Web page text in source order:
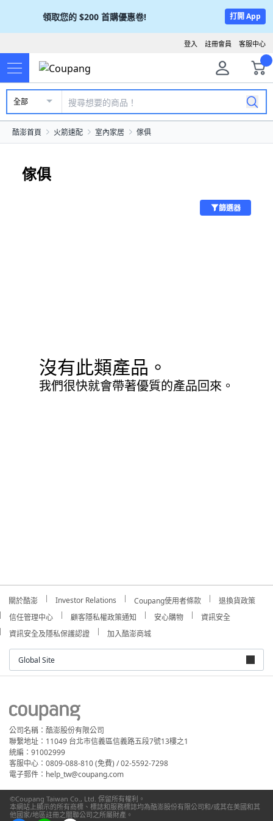
領取您的 $200 首購優惠卷! 打開 App
客服中心
註冊會員
登入
全部
酷澎首頁 火箭速配 室內家居 傢俱
傢俱
篩選器
沒有此類產品。
我們很快就會帶著優質的產品回來。
關於酷澎 Investor Relations Coupang使用者條款
退換貨政策
信任管理中心
顧客隱私權政策通知 安心購物
資訊安全
資訊安全及隱私保護認證
加入酷澎商城
Global Site
公司名稱：酷澎股份有限公司
聯繫地址：11049 台北市信義區信義路五段7號13樓之1
統編：91002999
客服中心：0809-088-810 (免費) / 02-5592-7298
電子郵件：help_tw@coupang.com
©Coupang Taiwan Co., Ltd. 保留所有權利。
本網站上顯示的所有商標、標誌和服務標誌均為酷澎股份有限公司和/或其在美國和其
他國家/地區註冊之關聯公司之所屬財產。